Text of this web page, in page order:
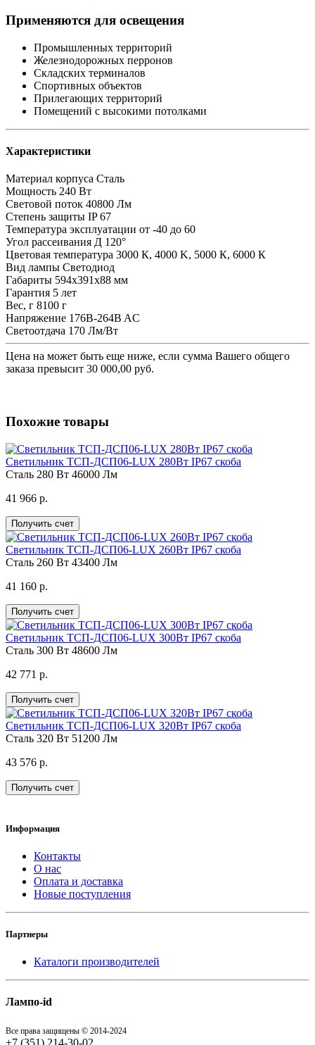
Применяются для освещения
Промышленных территорий
Железнодорожных перронов
Складских терминалов
Спортивных объектов
Прилегающих территорий
Помещений с высокими потолками
Характеристики
Материал корпуса Сталь
Мощность 240 Вт
Световой поток 40800 Лм
Степень защиты IP 67
Температура эксплуатации от -40 до 60
Угол рассеивания Д 120°
Цветовая температура 3000 К, 4000 K, 5000 К, 6000 К
Вид лампы Светодиод
Габариты 594х391х88 мм
Гарантия 5 лет
Вес, г 8100 г
Напряжение 176B-264B AC
Светоотдача 170 Лм/Вт
Цена на может быть еще ниже, если сумма Вашего общего
заказа превысит 30 000,00 руб.
Похожие товары
Светильник ТСП-ДСП06-LUX 280Вт IP67 скоба
Сталь 280 Вт 46000 Лм
41 966 р.
Получить счет
Светильник ТСП-ДСП06-LUX 260Вт IP67 скоба
Сталь 260 Вт 43400 Лм
41 160 р.
Получить счет
Светильник ТСП-ДСП06-LUX 300Вт IP67 скоба
Сталь 300 Вт 48600 Лм
42 771 р.
Получить счет
Светильник ТСП-ДСП06-LUX 320Вт IP67 скоба
Сталь 320 Вт 51200 Лм
43 576 р.
Получить счет
Информация
Контакты
О нас
Оплата и доставка
Новые поступления
Партнеры
Каталоги производителей
Лампо-id
Все права защищены © 2014-2024
+7 (351) 214-30-02